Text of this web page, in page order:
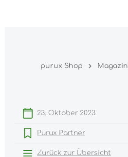
purux Shop Magazin
23. Oktober 2023
Purux Partner
Zurück zur Übersicht